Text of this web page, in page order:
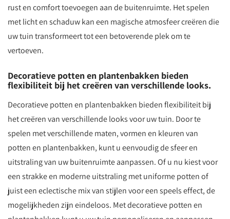
rust en comfort toevoegen aan de buitenruimte. Het spelen
met licht en schaduw kan een magische atmosfeer creëren die
uw tuin transformeert tot een betoverende plek om te
vertoeven.
Decoratieve potten en plantenbakken bieden
flexibiliteit bij het creëren van verschillende looks.
Decoratieve potten en plantenbakken bieden flexibiliteit bij
het creëren van verschillende looks voor uw tuin. Door te
spelen met verschillende maten, vormen en kleuren van
potten en plantenbakken, kunt u eenvoudig de sfeer en
uitstraling van uw buitenruimte aanpassen. Of u nu kiest voor
een strakke en moderne uitstraling met uniforme potten of
juist een eclectische mix van stijlen voor een speels effect, de
mogelijkheden zijn eindeloos. Met decoratieve potten en